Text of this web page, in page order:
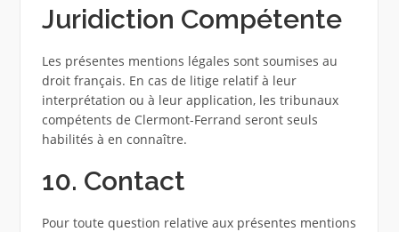
Juridiction Compétente
Les présentes mentions légales sont soumises au
droit français. En cas de litige relatif à leur
interprétation ou à leur application, les tribunaux
compétents de Clermont-Ferrand seront seuls
habilités à en connaître.
10. Contact
Pour toute question relative aux présentes mentions